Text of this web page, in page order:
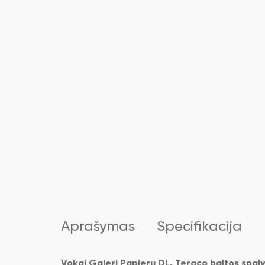
Aprašymas Specifikacija